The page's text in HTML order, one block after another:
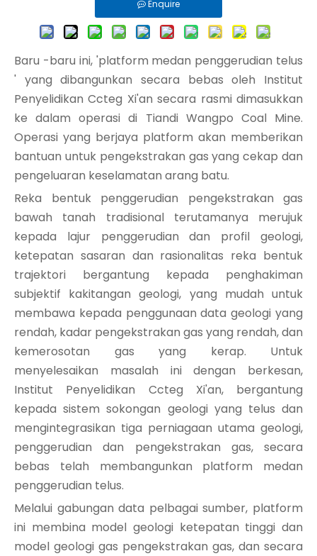
Enquire
Baru -baru ini, 'platform medan penggerudian telus
' yang dibangunkan secara bebas oleh Institut
Penyelidikan Ccteg Xi'an secara rasmi dimasukkan
ke dalam operasi di Tiandi Wangpo Coal Mine.
Operasi yang berjaya platform akan memberikan
bantuan untuk pengekstrakan gas yang cekap dan
pengeluaran keselamatan arang batu.
Reka bentuk penggerudian pengekstrakan gas
bawah tanah tradisional terutamanya merujuk
kepada lajur penggerudian dan profil geologi,
ketepatan sasaran dan rasionalitas reka bentuk
trajektori bergantung kepada penghakiman
subjektif kakitangan geologi, yang mudah untuk
membawa kepada penggunaan data geologi yang
rendah, kadar pengekstrakan gas yang rendah, dan
kemerosotan gas yang kerap. Untuk
menyelesaikan masalah ini dengan berkesan,
Institut Penyelidikan Ccteg Xi'an, bergantung
kepada sistem sokongan geologi yang telus dan
mengintegrasikan tiga perniagaan utama geologi,
penggerudian dan pengekstrakan gas, secara
bebas telah membangunkan platform medan
penggerudian telus.
Melalui gabungan data pelbagai sumber, platform
ini membina model geologi ketepatan tinggi dan
model geologi gas pengekstrakan gas, dan secara